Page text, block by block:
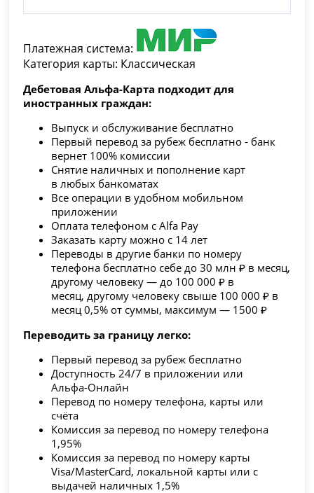
Платежная система:
Категория карты: Классическая
Дебетовая Альфа-Карта подходит для
иностранных граждан:
Выпуск и обслуживание бесплатно
Первый перевод за рубеж бесплатно - банк
вернет 100% комиссии
Снятие наличных и пополнение карт
в любых банкоматах
Все операции в удобном мобильном
приложении
Оплата телефоном с Alfa Pay
Заказать карту можно с 14 лет
Переводы в другие банки по номеру
телефона бесплатно себе до 30 млн ₽ в месяц,
другому человеку — до 100 000 ₽ в
месяц, другому человеку свыше 100 000 ₽ в
месяц 0,5% от суммы, максимум — 1500 ₽
Переводить за границу легко:
Первый перевод за рубеж бесплатно
Доступность 24/7 в приложении или
Альфа‑Онлайн
Перевод по номеру телефона, карты или
счёта
Комиссия за перевод по номеру телефона
1,95%
Комиссия за перевод по номеру карты
Visa/MasterCard, локальной карты или с
выдачей наличных 1,5%